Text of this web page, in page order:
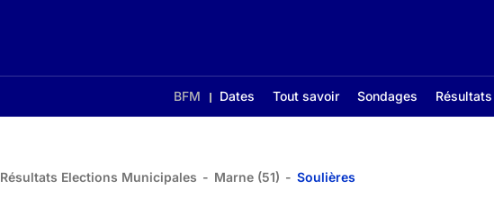
BFM Dates Tout savoir Sondages Résultats
Résultats Elections Municipales - Marne (51) - Soulières